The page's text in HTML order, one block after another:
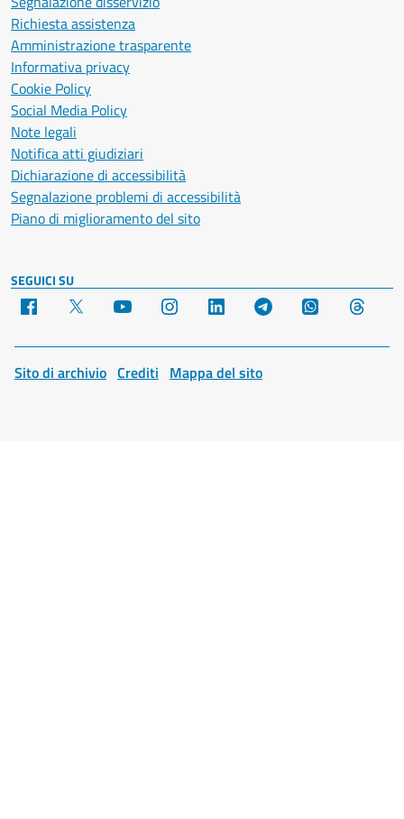
Richiesta assistenza
Amministrazione trasparente
Informativa privacy
Cookie Policy
Social Media Policy
Note legali
Notifica atti giudiziari
Dichiarazione di accessibilità
Segnalazione problemi di accessibilità
Piano di miglioramento del sito
SEGUICI SU
Facebook YouTube Instagram LinkedIn Telegram WhatsApp
Sito di archivio Crediti Mappa del sito